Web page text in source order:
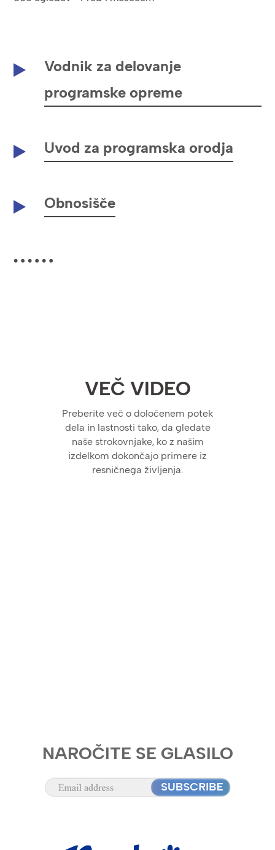
Vodnik za delovanje
programske opreme
Uvod za programska orodja
Obnosišče
VEČ VIDEO
Preberite več o določenem potek
dela in lastnosti tako, da gledate
naše strokovnjake, ko z našim
izdelkom dokončajo primere iz
resničnega življenja.
NAROČITE SE GLASILO